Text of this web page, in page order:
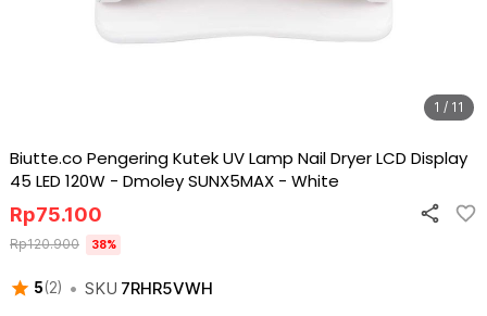
1 / 11
Biutte.co Pengering Kutek UV Lamp Nail Dryer LCD Display
45 LED 120W - Dmoley SUNX5MAX - White
5(2) • SKU 7RHR5VWH
Rp75.100
Rp120.900 38%